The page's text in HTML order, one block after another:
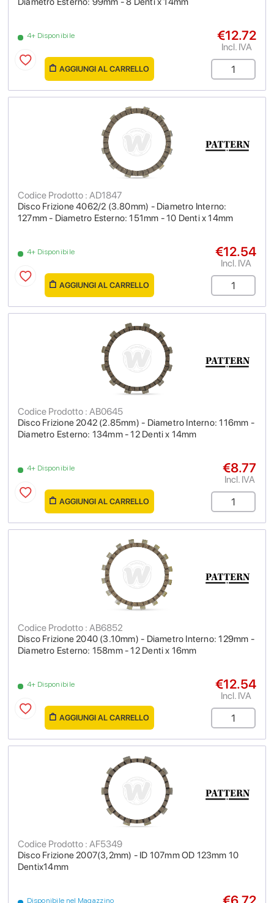
4+ Disponibile €12.72
Incl. IVA
AGGIUNGI AL CARRELLO
Disco Frizione 4062/2 (3.80mm) - Diametro Interno:
127mm - Diametro Esterno: 151mm - 10 Denti x 14mm
Codice Prodotto : AD1847
4+ Disponibile €12.54
Incl. IVA
AGGIUNGI AL CARRELLO
Disco Frizione 2042 (2.85mm) - Diametro Interno: 116mm -
Diametro Esterno: 134mm - 12 Denti x 14mm
Codice Prodotto : AB0645
4+ Disponibile €8.77
Incl. IVA
AGGIUNGI AL CARRELLO
Disco Frizione 2040 (3.10mm) - Diametro Interno: 129mm -
Diametro Esterno: 158mm - 12 Denti x 16mm
Codice Prodotto : AB6852
4+ Disponibile €12.54
Incl. IVA
AGGIUNGI AL CARRELLO
Disco Frizione 2007(3,2mm) - ID 107mm OD 123mm 10
Dentix14mm
Codice Prodotto : AF5349
Disponibile nel Magazzino